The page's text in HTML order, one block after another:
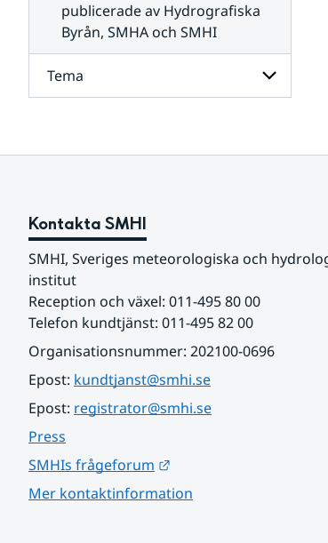
publicerade av Hydrografiska
Byrån, SMHA och SMHI
Tema
Tema
Kontakta SMHI
SMHI, Sveriges meteorologiska och
institut
Reception och växel: 011-495 80 00
Telefon kundtjänst: 011-495 82 00
Organisationsnummer: 202100-0696
Epost: kundtjanst@smhi.se
Epost: registrator@smhi.se
Press
SMHIs frågeforum
Mer kontaktinformation